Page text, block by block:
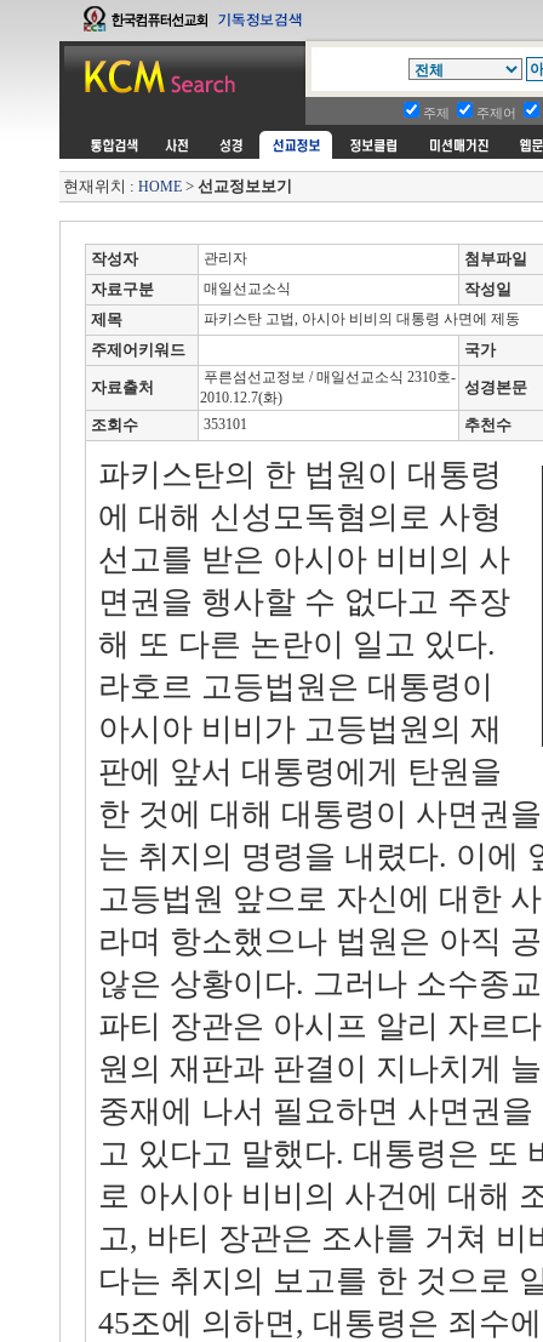
주제 주제어
현재위치 : HOME > 선교정보보기
작성자 관리자
첨부파일
자료구분
매일선교소식
작성일
제목
파키스탄 고법, 아시아 비비의 대통령 사면에 제동
주제어키워드 국가
자료출처
푸른섬선교정보 / 매일선교소식 2310호-
2010.12.7(화)
성경본문
조회수 353101 추천수
파키스탄의 한 법원이 대통령
에 대해 신성모독혐의로 사형
선고를 받은 아시아 비비의 사
면권을 행사할 수 없다고 주장
해 또 다른 논란이 일고 있다.
라호르 고등법원은 대통령이
아시아 비비가 고등법원의 재
판에 앞서 대통령에게 탄원을
한 것에 대해 대통령이 사면권
는 취지의 명령을 내렸다. 이에
고등법원 앞으로 자신에 대한
라며 항소했으나 법원은 아직
않은 상황이다. 그러나 소수종
파티 장관은 아시프 알리 자르
원의 재판과 판결이 지나치게
중재에 나서 필요하면 사면권
고 있다고 말했다. 대통령은 또
로 아시아 비비의 사건에 대해
고, 바티 장관은 조사를 거쳐 비
다는 취지의 보고를 한 것으로
45조에 의하면, 대통령은 죄수